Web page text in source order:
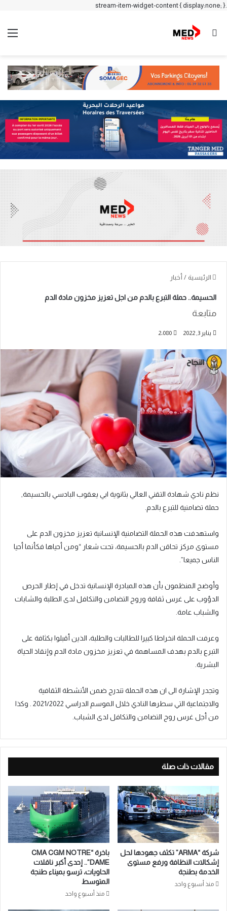
.stream-item-widget-content { display:none; }
بحث عن
الرئيسية / أخبار
الحسيمة.. حملة التبرع بالدم من اجل تعزيز مخزون مادة الدم
متابعة
يناير 3, 2022 2٬080
نظم نادي شهادة التقني العالي بثانوية ابي يعقوب البادسي بالحسيمة,
حملة تضامنية للتبرع بالدم.
واستهدفت هذه الحملة التضامنية الإنسانية تعزيز مخزون الدم على
مستوى مركز تحاقن الدم بالحسيمة، تحت شعار “ومن أحياها فكأنما أحيا
الناس جميعا”.
وأوضح المنظمون بأن هذه المبادرة الإنسانية تدخل في إطار الحرص
الدؤوب على غرس ثقافة وروح التضامن والتكافل لدى الطلبة والشابات
والشباب عامة.
وعرفت الحملة انخراطا كبيرا للطالبات والطلبة، الذين أقبلوا بكثافة على
التبرع بالدم بهدف المساهمة في تعزيز مخزون مادة الدم وإنقاذ الحياة
البشرية.
وتجدر الإشارة الى ان هذه الحملة تندرج ضمن الأنشطة الثقافية
والاجتماعية التي سطرها النادي خلال الموسم الدراسي 2021/2022 . وكذا
من أجل غرس روح التضامن والتكافل لدى الشباب.
مقالات ذات صلة
شركة “ARMA” تكثف جهودها لحل
إشكالات النظافة ورفع مستوى
الخدمة بطنجة
منذ أسبوع واحد
باخرة “CMA CGM NOTRE
DAME”.. إحدى أكبر ناقلات
الحاويات، ترسو بميناء طنجة
المتوسط
منذ أسبوع واحد